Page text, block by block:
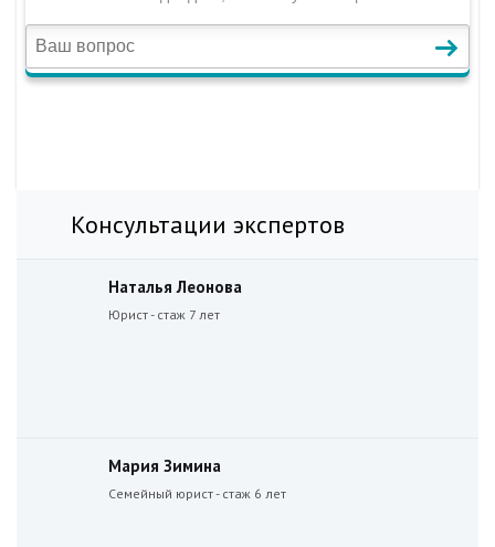
Консультации экспертов
Наталья Леонова
Юрист - стаж 7 лет
Мария Зимина
Семейный юрист - стаж 6 лет